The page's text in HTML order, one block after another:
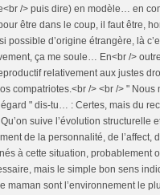
/> puis dire) en modèle… en
être dans le coup, il faut être,
possible d’origine étrangère, là
ça me soule… En<br />
relativement aux justes
compatriotes.<br /> <br /> " Nous
" dis-tu… : Certes, mais du
suive l’évolution structurelle
de la personnalité, de l’affect,
à cette situation, probablement
mais le simple bon sens
maman sont l’environnement le